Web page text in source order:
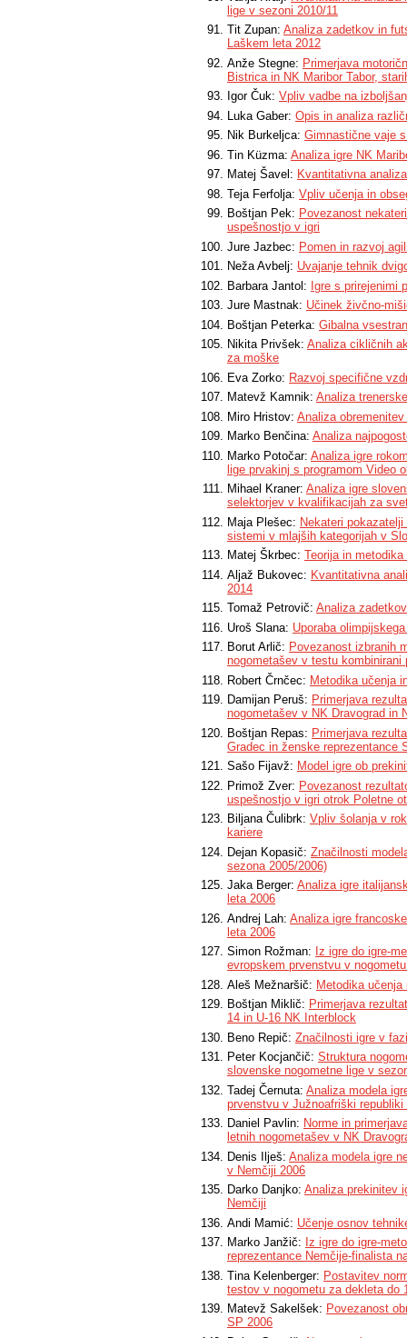
lige v sezoni 2010/11
Tit Zupan: Analiza zadetkov in
Laškem leta 2012
Anže Stegne: Primerjava
Bistrica in NK Maribor Tabor,
Igor Čuk: Vpliv vadbe na
Luka Gaber: Opis in analiza
Nik Burkeljca: Gimnastične vaje
Tin Küzma: Analiza igre NK
Matej Šavel: Kvantitativna
Teja Ferfolja: Vpliv učenja in
Boštjan Pek: Povezanost
uspešnostjo v igri
Jure Jazbec: Pomen in razvoj
Neža Avbelj: Uvajanje tehnik
Barbara Jantol: Igre s prirejenimi
Jure Mastnak: Učinek živčno-
Boštjan Peterka: Gibalna
Nikita Privšek: Analiza cikličnih
za moške
Eva Zorko: Razvoj specifične
Matevž Kamnik: Analiza
Miro Hristov: Analiza
Marko Benčina: Analiza
Marko Potočar: Analiza igre
lige prvakinj s programom Video
Mihael Kraner: Analiza igre
selektorjev v kvalifikacijah za
Maja Plešec: Nekateri
sistemi v mlajših kategorijah v
Matej Škrbec: Teorija in
Aljaž Bukovec: Kvantitativna
2014
Tomaž Petrovič: Analiza
Uroš Slana: Uporaba
Borut Arlič: Povezanost izbranih
nogometašev v testu kombinirani
Robert Črnčec: Metodika učenja
Damijan Peruš: Primerjava
nogometašev v NK Dravograd in
Boštjan Repas: Primerjava
Gradec in ženske reprezentance
Sašo Fijavž: Model igre ob
Primož Zver: Povezanost
uspešnostjo v igri otrok Poletne
Biljana Čulibrk: Vpliv šolanja v
kariere
Dejan Kopasič: Značilnosti
sezona 2005/2006)
Jaka Berger: Analiza igre
leta 2006
Andrej Lah: Analiza igre
leta 2006
Simon Rožman: Iz igre do igre-
evropskem prvenstvu v
Aleš Mežnaršič: Metodika
Boštjan Miklič: Primerjava
14 in U-16 NK Interblock
Beno Repič: Značilnosti igre v
Peter Kocjančič: Struktura
slovenske nogometne lige v
Tadej Černuta: Analiza modela
prvenstvu v Južnoafriški republiki
Daniel Pavlin: Norme in
letnih nogometašev v NK
Denis Ilješ: Analiza modela igre
v Nemčiji 2006
Darko Danjko: Analiza prekinitev
Nemčiji
Andi Mamić: Učenje osnov
Marko Janžič: Iz igre do igre-
reprezentance Nemčije-finalista
Tina Kelenberger: Postavitev
testov v nogometu za dekleta do
Matevž Sakelšek: Povezanost
SP 2006